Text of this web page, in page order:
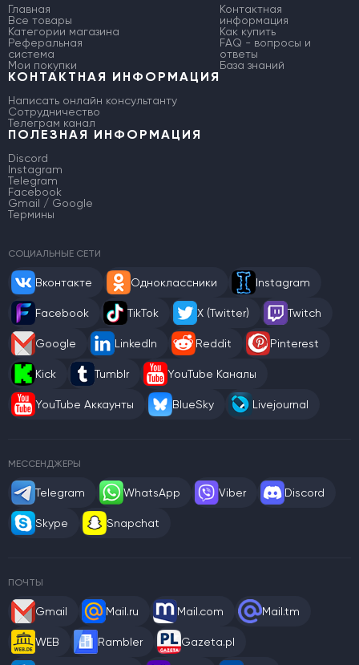
Главная
Все товары
Категории магазина
Реферальная
система
Мои покупки
Контактная
информация
Как купить
FAQ - вопросы и
ответы
База знаний
КОНТАКТНАЯ ИНФОРМАЦИЯ
Написать онлайн консультанту
Сотрудничество
Телеграм канал
ПОЛЕЗНАЯ ИНФОРМАЦИЯ
Discord
Instagram
Telegram
Facebook
Gmail / Google
Термины
СОЦИАЛЬНЫЕ СЕТИ
Вконтакте Одноклассники Instagram
Facebook TikTok X (Twitter) Twitch
Google LinkedIn Reddit Pinterest
Kick Tumblr YouTube Каналы
YouTube Аккаунты BlueSky Livejournal
МЕССЕНДЖЕРЫ
Telegram WhatsApp Viber Discord
Skype Snapchat
ПОЧТЫ
Gmail Mail.ru Mail.com Mail.tm
WEB Rambler Gazeta.pl